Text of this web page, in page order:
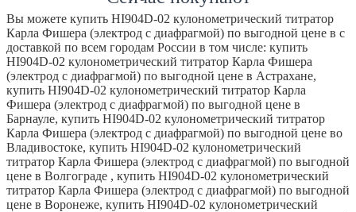
Вы можете купить HI904D-02 кулонометрический титратор
Карла Фишера (электрод с диафрагмой) по выгодной цене в с
доставкой по всем городам России в том числе: купить
HI904D-02 кулонометрический титратор Карла Фишера
(электрод с диафрагмой) по выгодной цене в Астрахане,
купить HI904D-02 кулонометрический титратор Карла
Фишера (электрод с диафрагмой) по выгодной цене в
Барнауле, купить HI904D-02 кулонометрический титратор
Карла Фишера (электрод с диафрагмой) по выгодной цене во
Владивостоке, купить HI904D-02 кулонометрический
титратор Карла Фишера (электрод с диафрагмой) по выгодной
цене в Волгограде , купить HI904D-02 кулонометрический
титратор Карла Фишера (электрод с диафрагмой) по выгодной
цене в Воронеже, купить HI904D-02 кулонометрический